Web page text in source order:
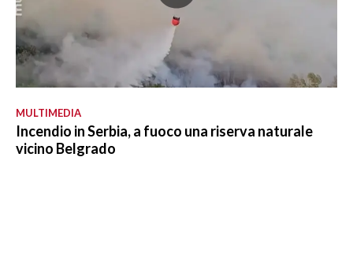
MULTIMEDIA
Incendio in Serbia, a fuoco una riserva naturale
vicino Belgrado